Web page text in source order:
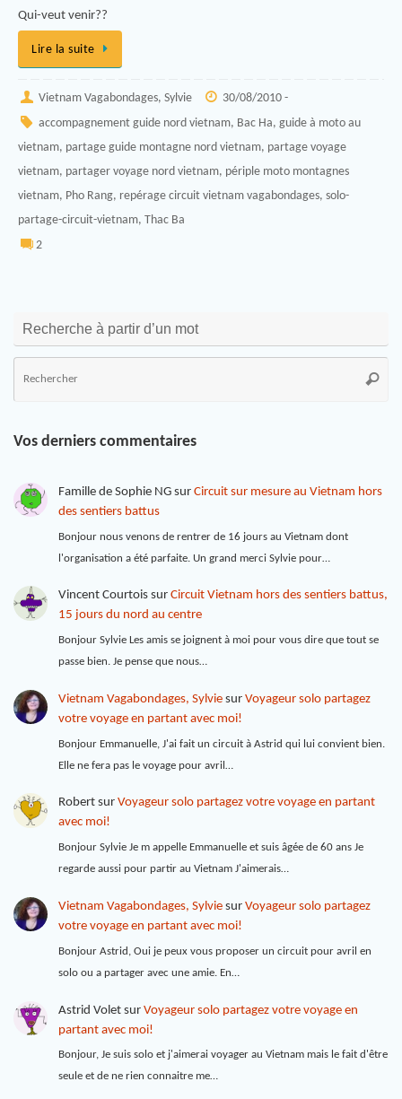
Qui-veut venir??
Lire la suite
Vietnam Vagabondages, Sylvie 30/08/2010 -
accompagnement guide nord vietnam, Bac Ha, guide à moto au
vietnam, partage guide montagne nord vietnam, partage voyage
vietnam, partager voyage nord vietnam, périple moto montagnes
vietnam, Pho Rang, repérage circuit vietnam vagabondages, solo-
partage-circuit-vietnam, Thac Ba
2
Recherche à partir d’un mot
Vos derniers commentaires
Famille de Sophie NGsur Circuit sur mesure au Vietnam hors
des sentiers battus
Bonjour nous venons de rentrer de 16 jours au Vietnam dont
l'organisation a été parfaite. Un grand merci Sylvie pour…
Vincent Courtoissur Circuit Vietnam hors des sentiers battus,
15 jours du nord au centre
Bonjour Sylvie Les amis se joignent à moi pour vous dire que tout se
passe bien. Je pense que nous…
Vietnam Vagabondages, Sylviesur Voyageur solo partagez
votre voyage en partant avec moi!
Bonjour Emmanuelle, J'ai fait un circuit à Astrid qui lui convient bien.
Elle ne fera pas le voyage pour avril…
Robertsur Voyageur solo partagez votre voyage en partant
avec moi!
Bonjour Sylvie Je m appelle Emmanuelle et suis âgée de 60 ans Je
regarde aussi pour partir au Vietnam J'aimerais…
Vietnam Vagabondages, Sylviesur Voyageur solo partagez
votre voyage en partant avec moi!
Bonjour Astrid, Oui je peux vous proposer un circuit pour avril en
solo ou a partager avec une amie. En…
Astrid Voletsur Voyageur solo partagez votre voyage en
partant avec moi!
Bonjour, Je suis solo et j'aimerai voyager au Vietnam mais le fait d'être
seule et de ne rien connaitre me…